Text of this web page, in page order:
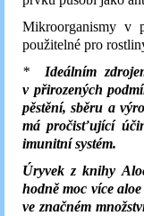
Mikroorganismy v
použitelné pro
* Ideálním
v přirozených
pěstění, sběru a
má pročisťující
imunitní systém.
Úryvek z knihy
hodně moc více
ve značném